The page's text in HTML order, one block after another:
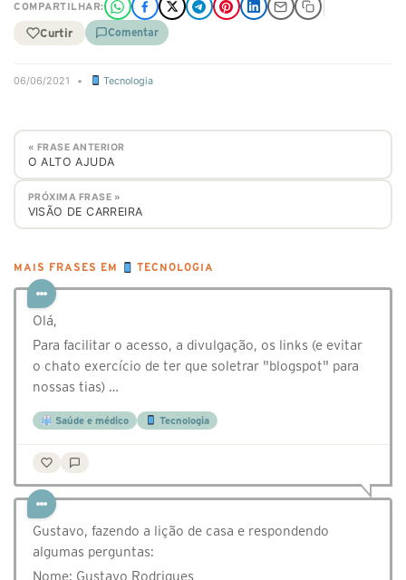
COMPARTILHAR:
Curtir Comentar
06/06/2021 • Tecnologia
« FRASE ANTERIOR
O ALTO AJUDA
PRÓXIMA FRASE »
VISÃO DE CARREIRA
MAIS FRASES EM TECNOLOGIA
Olá,
Para facilitar o acesso, a divulgação, os links (e evitar
o chato exercício de ter que soletrar "blogspot" para
nossas tias) …
Saúde e médico Tecnologia
Gustavo, fazendo a lição de casa e respondendo
algumas perguntas:
Nome: Gustavo Rodrigues